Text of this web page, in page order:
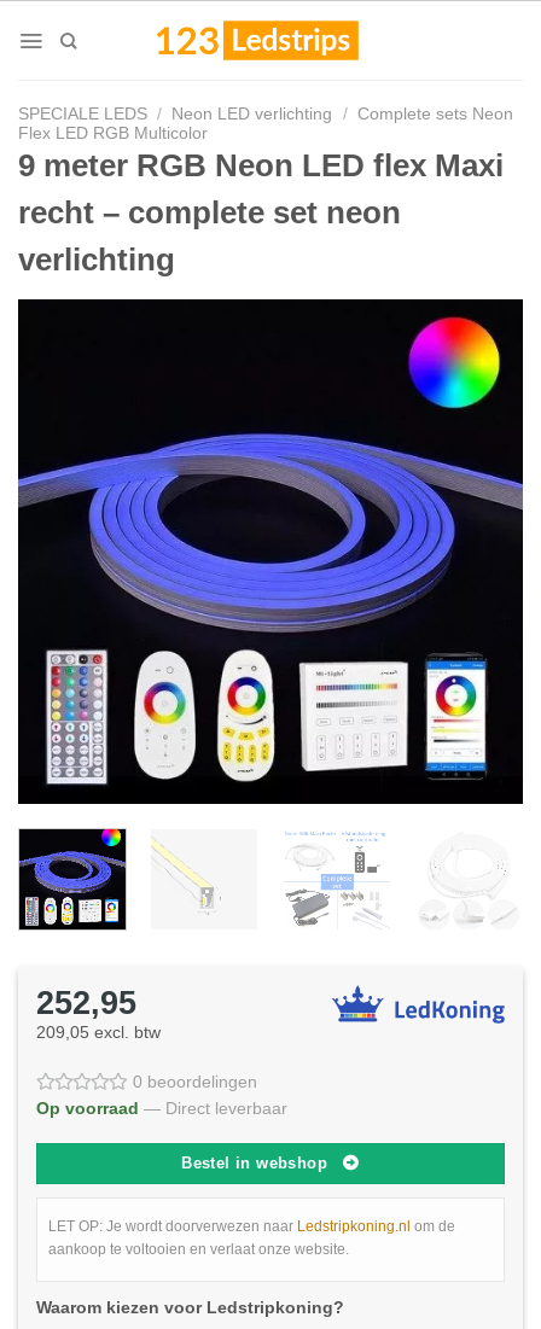
SPECIALE LEDS / Neon LED verlichting / Complete sets Neon
Flex LED RGB Multicolor
9 meter RGB Neon LED flex Maxi
recht – complete set neon
verlichting
252,95
209,05 excl. btw
0 beoordelingen
Op voorraad — Direct leverbaar
Bestel in webshop
LET OP: Je wordt doorverwezen naar Ledstripkoning.nl om de
aankoop te voltooien en verlaat onze website.
Waarom kiezen voor Ledstripkoning?